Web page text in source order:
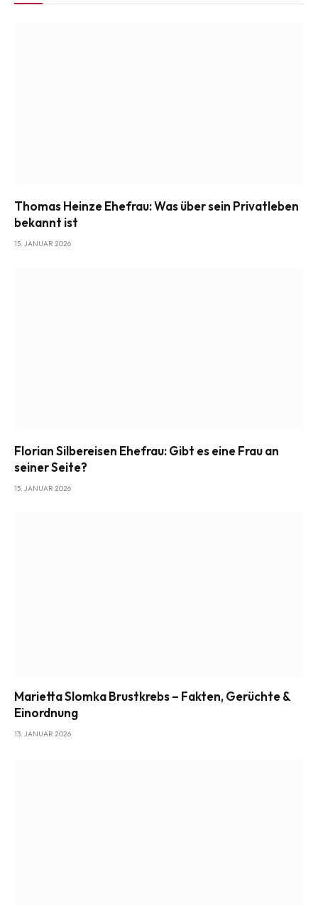
Thomas Heinze Ehefrau: Was über sein Privatleben
bekannt ist
15. JANUAR 2026
Florian Silbereisen Ehefrau: Gibt es eine Frau an
seiner Seite?
15. JANUAR 2026
Marietta Slomka Brustkrebs – Fakten, Gerüchte &
Einordnung
13. JANUAR 2026